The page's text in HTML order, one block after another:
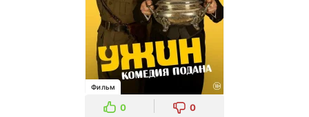
Фильм
0 0